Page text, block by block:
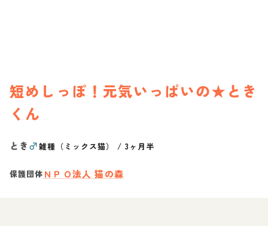
短めしっぽ！元気いっぱいの★とき
くん
とき♂雑種（ミックス猫） /3ヶ月半
保護団体 ＮＰＯ法人 猫の森